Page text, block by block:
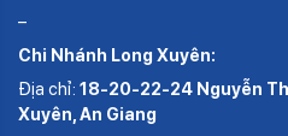
–
Chi Nhánh Long Xuyên:
Địa chỉ: 18-20-22-24 Nguyễn
Xuyên, An Giang